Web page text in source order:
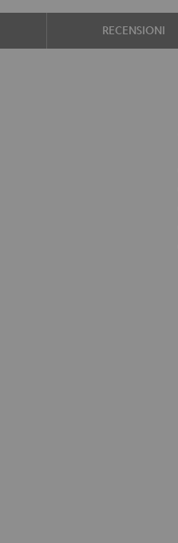
RECENSIONI